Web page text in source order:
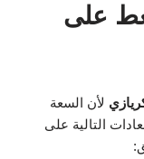
على
لأن السعة
التالية على